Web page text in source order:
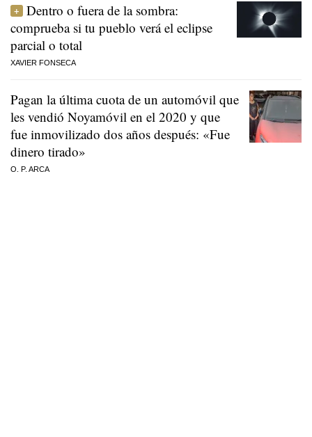
Dentro o fuera de la sombra:
comprueba si tu pueblo verá el eclipse
parcial o total
XAVIER FONSECA
Pagan la última cuota de un automóvil que
les vendió Noyamóvil en el 2020 y que
fue inmovilizado dos años después: «Fue
dinero tirado»
O. P. ARCA